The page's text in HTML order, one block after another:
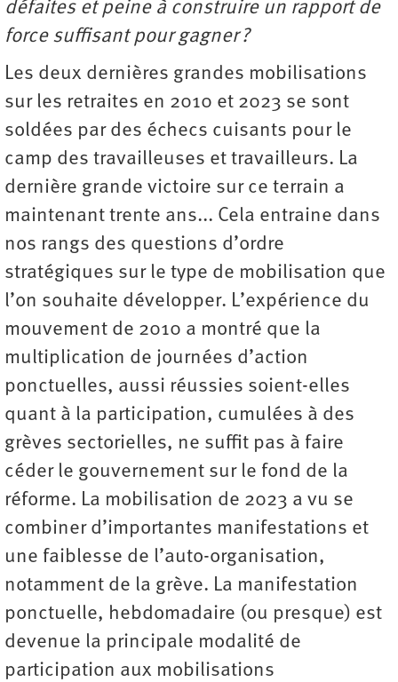
défaites et peine à construire un rapport de
force suffisant pour gagner ?
Les deux dernières grandes mobilisations
sur les retraites en 2010 et 2023 se sont
soldées par des échecs cuisants pour le
camp des travailleuses et travailleurs. La
dernière grande victoire sur ce terrain a
maintenant trente ans... Cela entraine dans
nos rangs des questions d’ordre
stratégiques sur le type de mobilisation que
l’on souhaite développer. L’expérience du
mouvement de 2010 a montré que la
multiplication de journées d’action
ponctuelles, aussi réussies soient-elles
quant à la participation, cumulées à des
grèves sectorielles, ne suffit pas à faire
céder le gouvernement sur le fond de la
réforme. La mobilisation de 2023 a vu se
combiner d’importantes manifestations et
une faiblesse de l’auto-organisation,
notamment de la grève. La manifestation
ponctuelle, hebdomadaire (ou presque) est
devenue la principale modalité de
participation aux mobilisations